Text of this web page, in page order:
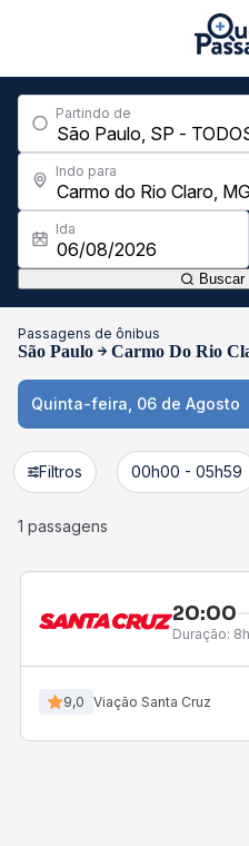
Partindo de
Indo para
Ida
Buscar
Passagens de ônibus
São Paulo Carmo Do Rio
Quinta-feira, 06 de Agosto
Filtros 00h00 - 05h59
1 passagens
20:00
Duração:
9,0 Viação Santa Cruz